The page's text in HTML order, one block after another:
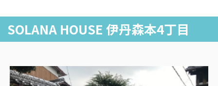
SOLANA HOUSE 伊丹森本4丁目